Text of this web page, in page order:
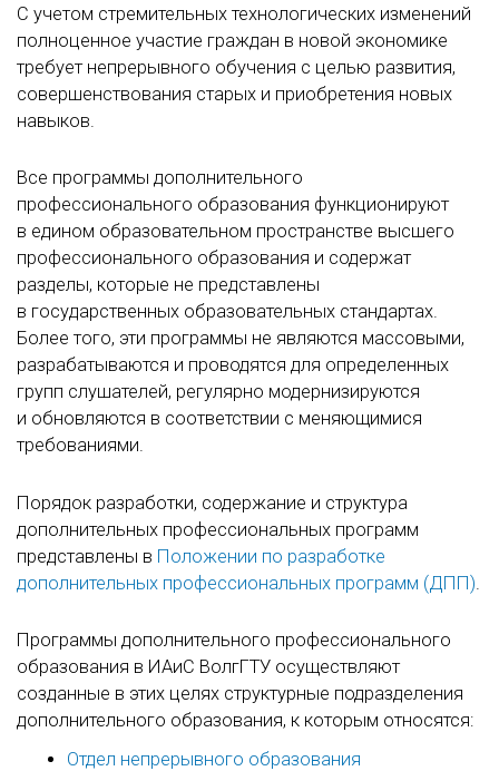
С учетом стремительных технологических изменений
полноценное участие граждан в новой экономике
требует непрерывного обучения с целью развития,
совершенствования старых и приобретения новых
навыков.
Все программы дополнительного
профессионального образования функционируют
в едином образовательном пространстве высшего
профессионального образования и содержат
разделы, которые не представлены
в государственных образовательных стандартах.
Более того, эти программы не являются массовыми,
разрабатываются и проводятся для определенных
групп слушателей, регулярно модернизируются
и обновляются в соответствии с меняющимися
требованиями.
Порядок разработки, содержание и структура
дополнительных профессиональных программ
представлены в Положении по разработке
дополнительных профессиональных программ (ДПП)
Программы дополнительного профессионального
образования в ИАиС ВолгГТУ осуществляют
созданные в этих целях структурные подразделения
дополнительного образования, к которым относятся:
Отдел непрерывного образования